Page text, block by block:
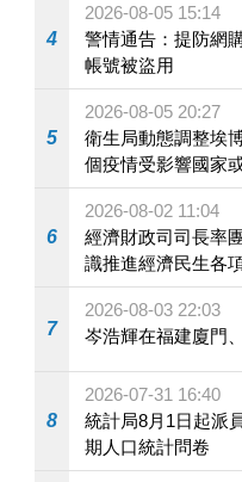
4
2026-08-05 15:14
警情通告：提防網
帳號被盜用
5
2026-08-05 20:27
衛生局動態調整埃
個疫情受影響國家
施
6
2026-08-02 11:04
經濟財政司司長率
識推進經濟民生各
7
2026-08-03 22:03
岑浩輝在福建廈門
8
2026-07-31 16:40
統計局8月1日起派員上門 協助住戶
期人口統計問卷